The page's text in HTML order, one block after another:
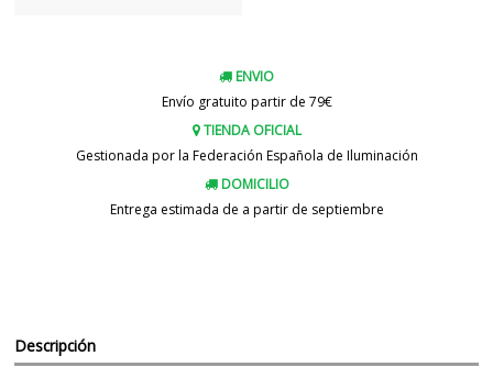
ENVIO
Envío gratuito partir de 79€
TIENDA OFICIAL
Gestionada por la Federación Española de Iluminación
DOMICILIO
Entrega estimada de a partir de septiembre
Descripción